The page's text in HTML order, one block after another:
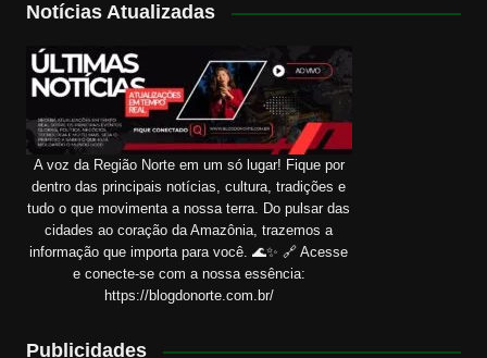
Notícias Atualizadas
A voz da Região Norte em um só lugar! Fique por
dentro das principais notícias, cultura, tradições e
tudo o que movimenta a nossa terra. Do pulsar das
cidades ao coração da Amazônia, trazemos a
informação que importa para você. 🌊✨ 🔗 Acesse
e conecte-se com a nossa essência:
https://blogdonorte.com.br/
Publicidades